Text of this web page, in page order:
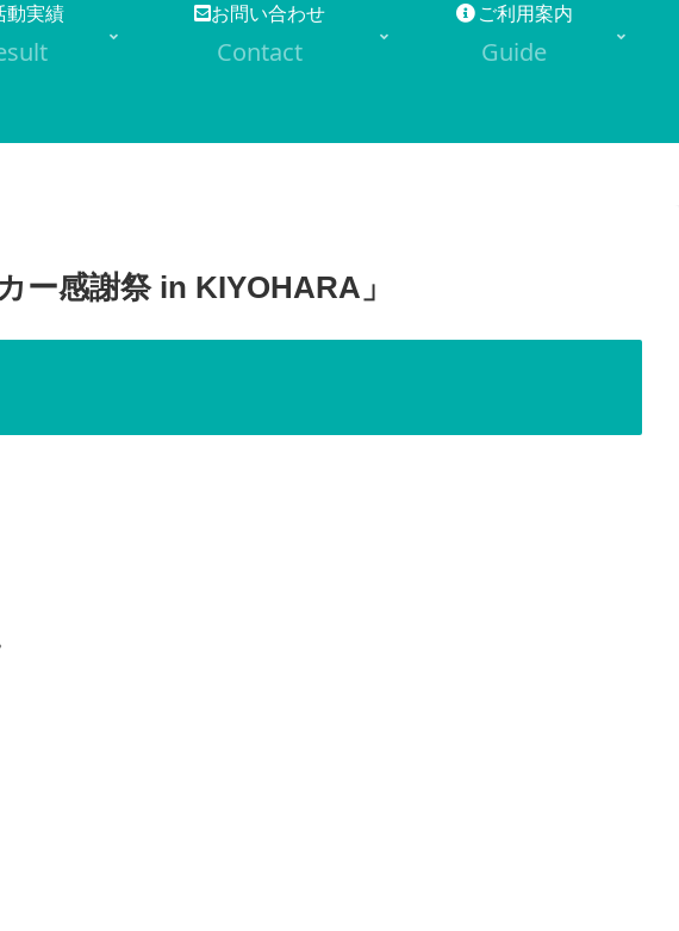
動実績 お問い合わせ
Contact
ご利用案内
Guide
ー感謝祭 in KIYOHARA」